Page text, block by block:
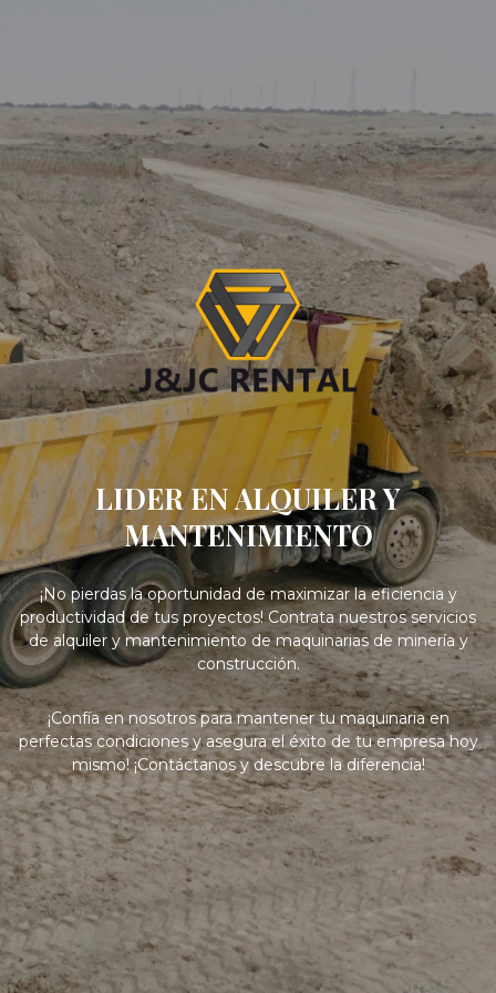
LIDER EN ALQUILER Y
MANTENIMIENTO
¡No pierdas la oportunidad de maximizar la eficiencia y
productividad de tus proyectos! Contrata nuestros servicios
de alquiler y mantenimiento de maquinarias de minería y
construcción.
¡Confía en nosotros para mantener tu maquinaria en
perfectas condiciones y asegura el éxito de tu empresa hoy
mismo! ¡Contáctanos y descubre la diferencia!